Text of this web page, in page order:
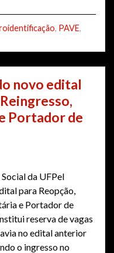
, PAVE,
novo edital
Portador de
da UFPel
para Reopção,
e Portador de
reserva de vagas
no edital anterior
o ingresso no